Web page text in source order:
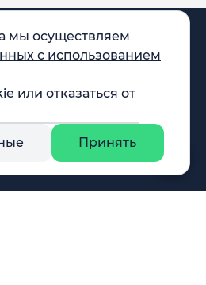
мы осуществляем
с использованием
или отказаться от
Принять